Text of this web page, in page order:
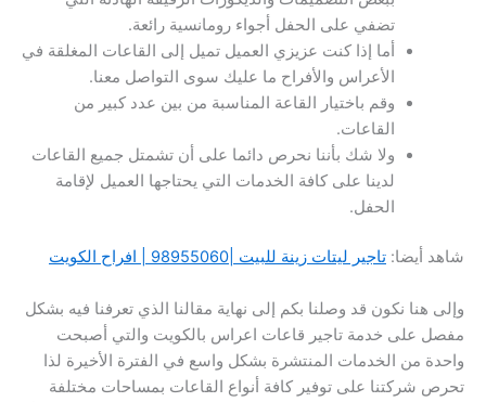
تضفي على الحفل أجواء رومانسية رائعة.
أما إذا كنت عزيزي العميل تميل إلى القاعات المغلقة في
الأعراس والأفراح ما عليك سوى التواصل معنا.
وقم باختيار القاعة المناسبة من بين عدد كبير من
القاعات.
ولا شك بأننا نحرص دائما على أن تشمتل جميع القاعات
لدينا على كافة الخدمات التي يحتاجها العميل لإقامة
الحفل.
شاهد أيضا: تاجير ليتات زينة للبيت |98955060 | افراح الكويت
وإلى هنا نكون قد وصلنا بكم إلى نهاية مقالنا الذي تعرفنا فيه بشكل
مفصل على خدمة تاجير قاعات اعراس بالكويت والتي أصبحت
واحدة من الخدمات المنتشرة بشكل واسع في الفترة الأخيرة لذا
تحرص شركتنا على توفير كافة أنواع القاعات بمساحات مختلفة